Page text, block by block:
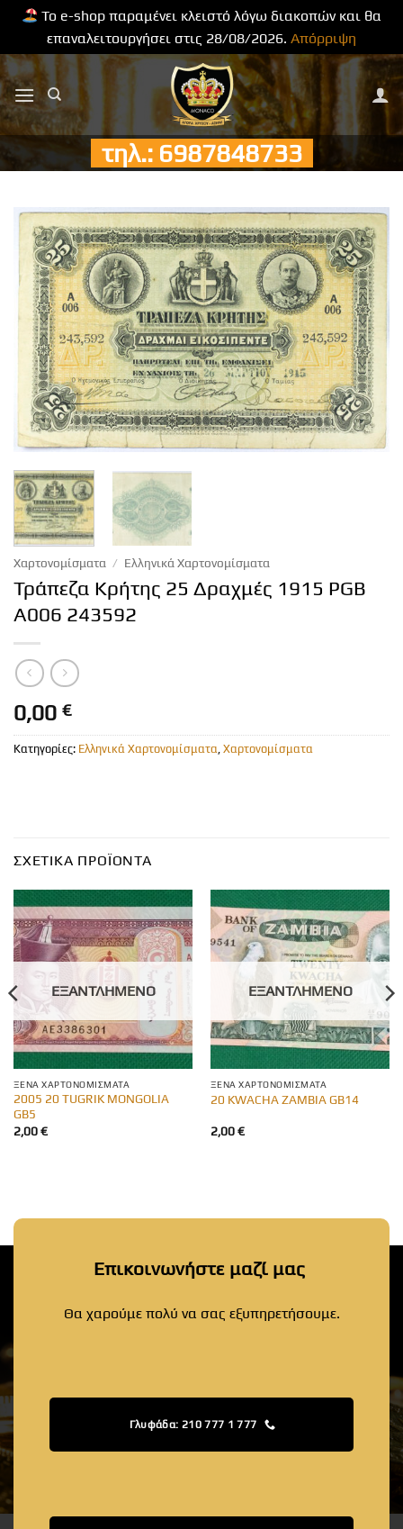
Το e-shop παραμένει κλειστό λόγω διακοπών και θα
επαναλειτουργήσει στις 28/08/2026. Απόρριψη
Μετάβαση
στο
περιεχόμενο
τηλ.: 6987848733
Χαρτονομίσματα / Ελληνικά Χαρτονομίσματα
Τράπεζα Κρήτης 25 Δραχμές 1915 PGB
A006 243592
0,00 €
Κατηγορίες: Ελληνικά Χαρτονομίσματα Χαρτονομίσματα
ΣΧΕΤΙΚΆ ΠΡΟΪΌΝΤΑ
ΕΞΑΝΤΛΗΜΈΝΟ
ΞΈΝΑ ΧΑΡΤΟΝΟΜΊΣΜΑΤΑ
2005 20 TUGRIK MONGOLIA
GB5
2,00€
ΕΞΑΝΤΛΗΜΈΝΟ
ΞΈΝΑ ΧΑΡΤΟΝΟΜΊΣΜΑΤΑ
20 KWACHA ZAMBIA GB14
2,00€
Επικοινωνήστε μαζί μας
Θα χαρούμε πολύ να σας εξυπηρετήσουμε.
Γλυφάδα: 210 777 1 777